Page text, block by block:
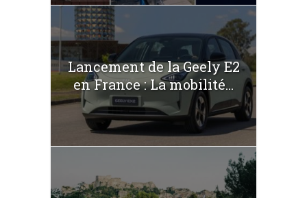
Lancement de la Geely E2
en France : La mobilité...